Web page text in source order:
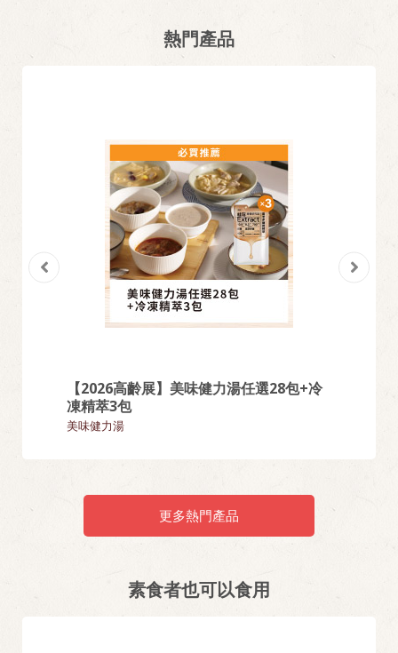
熱門產品
【2026高齡展】美味健力湯任選28包+冷
凍精萃3包
美味健力湯
更多熱門產品
素食者也可以食用